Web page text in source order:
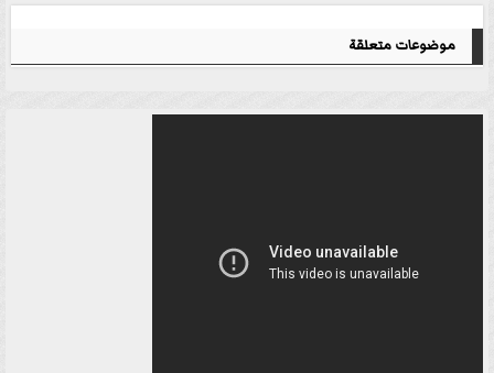
موضوعات متعلقة